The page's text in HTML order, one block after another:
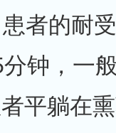
者的耐
钟，一
平躺在